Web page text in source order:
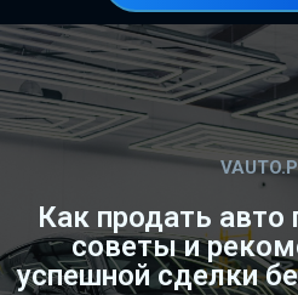
Как продать
советы и
успешной сделки